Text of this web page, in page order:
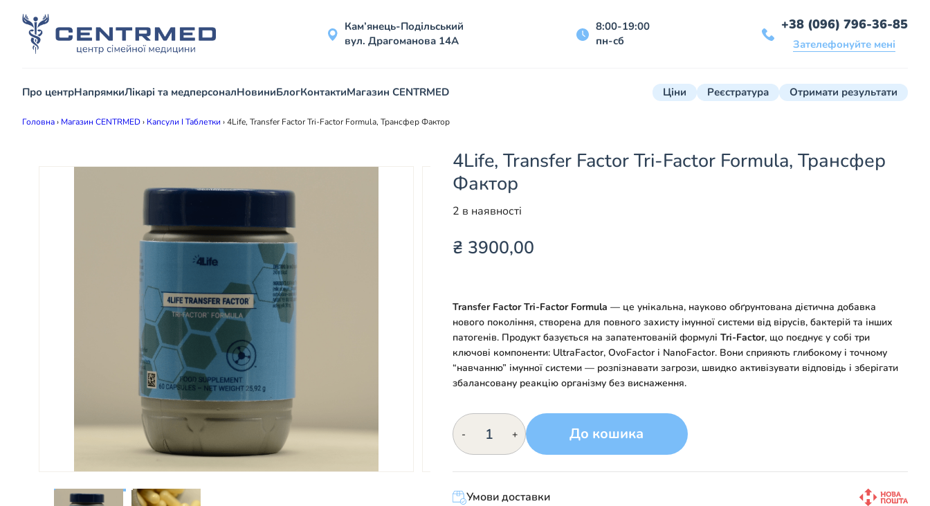
Кам’янець-Подільський
вул. Драгоманова 14А
8:00-19:00
пн-сб
+38 (096) 796-36-85
Зателефонуйте мені
Про центрНапрямкиЛікарі та медперсоналНовиниБлогКонтактиМагазин CENTRMED Ціни Реєстратура Отримати результати
Головна› Магазин CENTRMED› Капсули І Таблетки ›4Life, Transfer Factor Tri-Factor Formula, Трансфер Фактор
4Life, Transfer Factor Tri-Factor Formula, Трансфер
Фактор
2 в наявності
₴ 3900,00
Transfer Factor Tri-Factor Formula — це унікальна, науково обґрунтована дієтична добавка
нового покоління, створена для повного захисту імунної системи від вірусів, бактерій та інших
патогенів. Продукт базується на запатентованій формулі Tri-Factor, що поєднує у собі три
ключові компоненти: UltraFactor, OvoFactor і NanoFactor. Вони сприяють глибокому і точному
“навчанню” імунної системи — розпізнавати загрози, швидко активізувати відповідь і зберігати
збалансовану реакцію організму без виснаження.
-
4Life,
Transfer
Factor
Formula,
+ До кошика
Умови доставки